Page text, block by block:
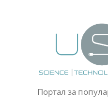
Портал за